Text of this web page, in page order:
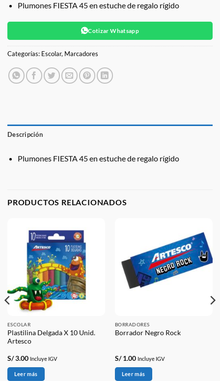
Plumones FIESTA 45 en estuche de regalo rígido
Cotizar Whatsapp
Categorías: Escolar, Marcadores
Descripción
Plumones FIESTA 45 en estuche de regalo rígido
PRODUCTOS RELACIONADOS
ESCOLAR
Plastilina Delgada X 10 Unid.
Artesco
S/3.00 Incluye IGV
Leer más
BORRADORES
Borrador Negro Rock
S/1.00 Incluye IGV
Leer más